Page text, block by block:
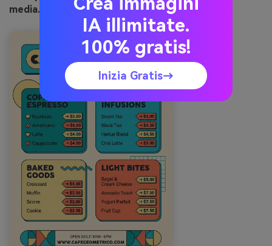
media.io
IA illimitate.
100% gratis!
Inizia Gratis→